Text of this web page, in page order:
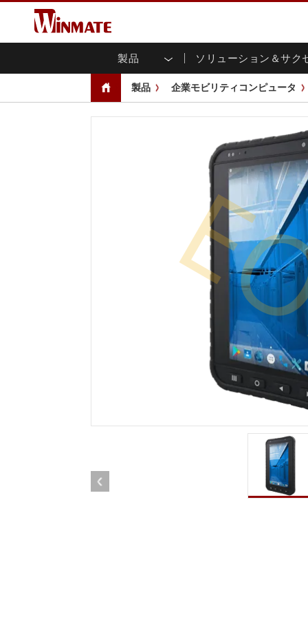
製品 ソリューション＆サク
企業モビリティコンピュータ
頑丈なノートパソコン
堅牢タブレットコントローラー
産業
マル
オー
シャ
パネ
フロ
PoE
USB
ステ
ズ
車載コンピュータ
Windows 車載コンピュータ
Android 車載コンピュータ
組
ボッ
IoT
ラジ
頑丈なロボットコントローラ 石油
ATEX
ータ
堅牢なロボットコントローラ
AI対
農業
交通
グ
再生
ヘビーデューティー
金属
会社概要 投資
保証
ダウ
マーケティングポータル
ファ
新製品情報
ニュ
展示会・イベント
ブ
製品 企業モビリティコンピュータ